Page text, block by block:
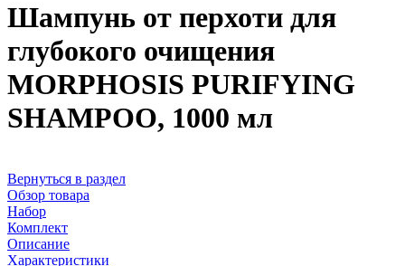
Шампунь от перхоти для
глубокого очищения
MORPHOSIS PURIFYING
SHAMPOO, 1000 мл
Вернуться в раздел
Обзор товара
Набор
Комплект
Описание
Характеристики